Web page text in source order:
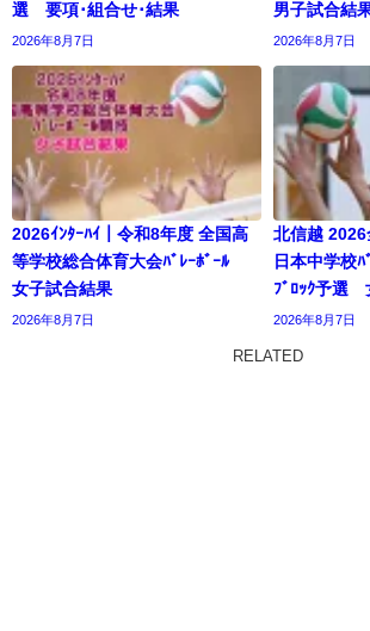
選 要項･組合せ･結果
2026年8月7日
男子試合結
2026年8月7日
2026ｲﾝﾀｰﾊｲ｜令和8年度 全国高
等学校総合体育大会ﾊﾞﾚｰﾎﾞｰﾙ
女子試合結果
2026年8月7日
北信越 2026
日本中学校ﾊ
ﾌﾞﾛｯｸ予選
2026年8月7日
RELATED